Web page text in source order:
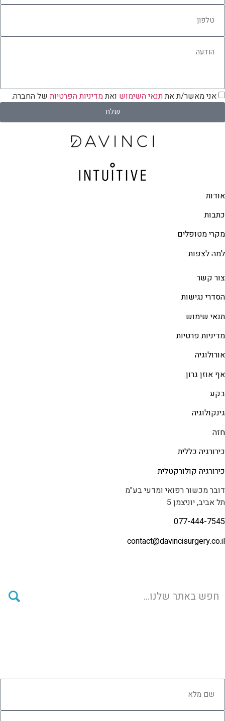
אני מאשר/ת אתתנאי השימוש ואתמדיניות הפרטיותשל החברה.
שלח
אודות
כתבות
מקרי מטופלים
למה לצפות
צור קשר
הסדרי נגישות
תנאי שימוש
מדיניות פרטיות
אורולוגיה
אף אוזן גרון
בקע
גינקולוגיה
חזה
כירורגיה כללית
כירורגיה קולורקטלית
דובר מכשור רפואי ומדעי בע"מ
תל אביב, יוניצמן 5
077-444-7545
contact@davincisurgery.co.il